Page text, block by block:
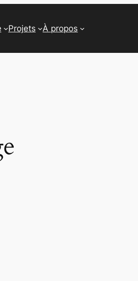
Projets À propos